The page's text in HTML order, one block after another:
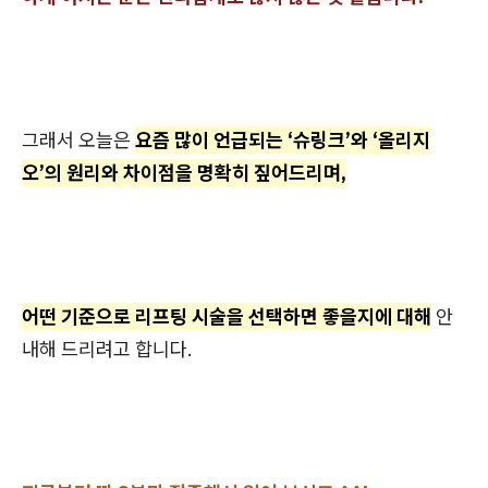
그래서 오늘은 요즘 많이 언급되는 ‘슈링크’와 ‘올리지
오’의 원리와 차이점을 명확히 짚어드리며,
어떤 기준으로 리프팅 시술을 선택하면 좋을지에 대해 안
내해 드리려고 합니다.